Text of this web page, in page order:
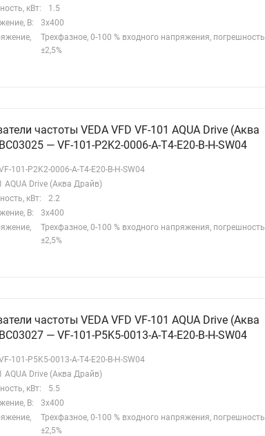
посредством встроенной
Панель имеет
системы управления
протокола Modbus
AQUA Drive (Аква Драйв)
сигнала обратной
(м, бар, м³/ч), упрощающую
пустого трубопровода,
удары;
крыльчатки насоса;
кВт:
1.5
В:
3х400
Трехфазное, 0-100 % входного напряжения, погрешность
±2,5%
частоты VEDA VFD VF-101 AQUA Drive (Аква
— VF-101-P2K2-0006-A-T4-E20-B-H-SW04
101-P2K2-0006-A-T4-E20-B-H-SW04
AQUA Drive (Аква Драйв)
кВт:
2.2
В:
3х400
Трехфазное, 0-100 % входного напряжения, погрешность
±2,5%
частоты VEDA VFD VF-101 AQUA Drive (Аква
— VF-101-P5K5-0013-A-T4-E20-B-H-SW04
101-P5K5-0013-A-T4-E20-B-H-SW04
AQUA Drive (Аква Драйв)
кВт:
5.5
В:
3х400
Трехфазное, 0-100 % входного напряжения, погрешность
±2,5%